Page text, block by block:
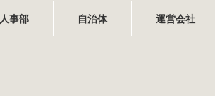
人事部 自治体 運営会社